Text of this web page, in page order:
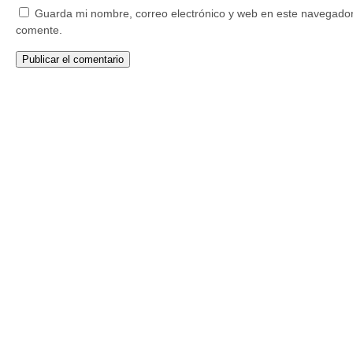
Guarda mi nombre, correo electrónico y web en este
comente.